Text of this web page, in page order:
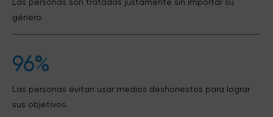
género.
96%
Las personas evitan usar medios deshonestos para lograr
sus objetivos.